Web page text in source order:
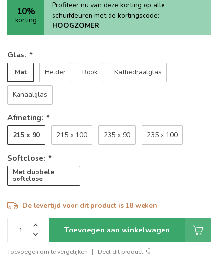
10%
korting
Profiteer nu van deze korting op alle
schuifdeuren met de kortingscode:
HOOGZOMER
Glas: *
Mat Helder Rook Kathedraalglas
Kanaalglas
Afmeting: *
215 x 90 215 x 100 235 x 90 235 x 100
Softclose: *
Met dubbele
softclose
De levertijd voor dit product is 18 weken
Toevoegen aan winkelwagen
Toevoegen om te vergelijken Deel dit product